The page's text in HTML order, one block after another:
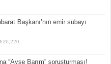
Başkanı’nın emir subayı
26,220
“Ayşe Barım” soruşturması!